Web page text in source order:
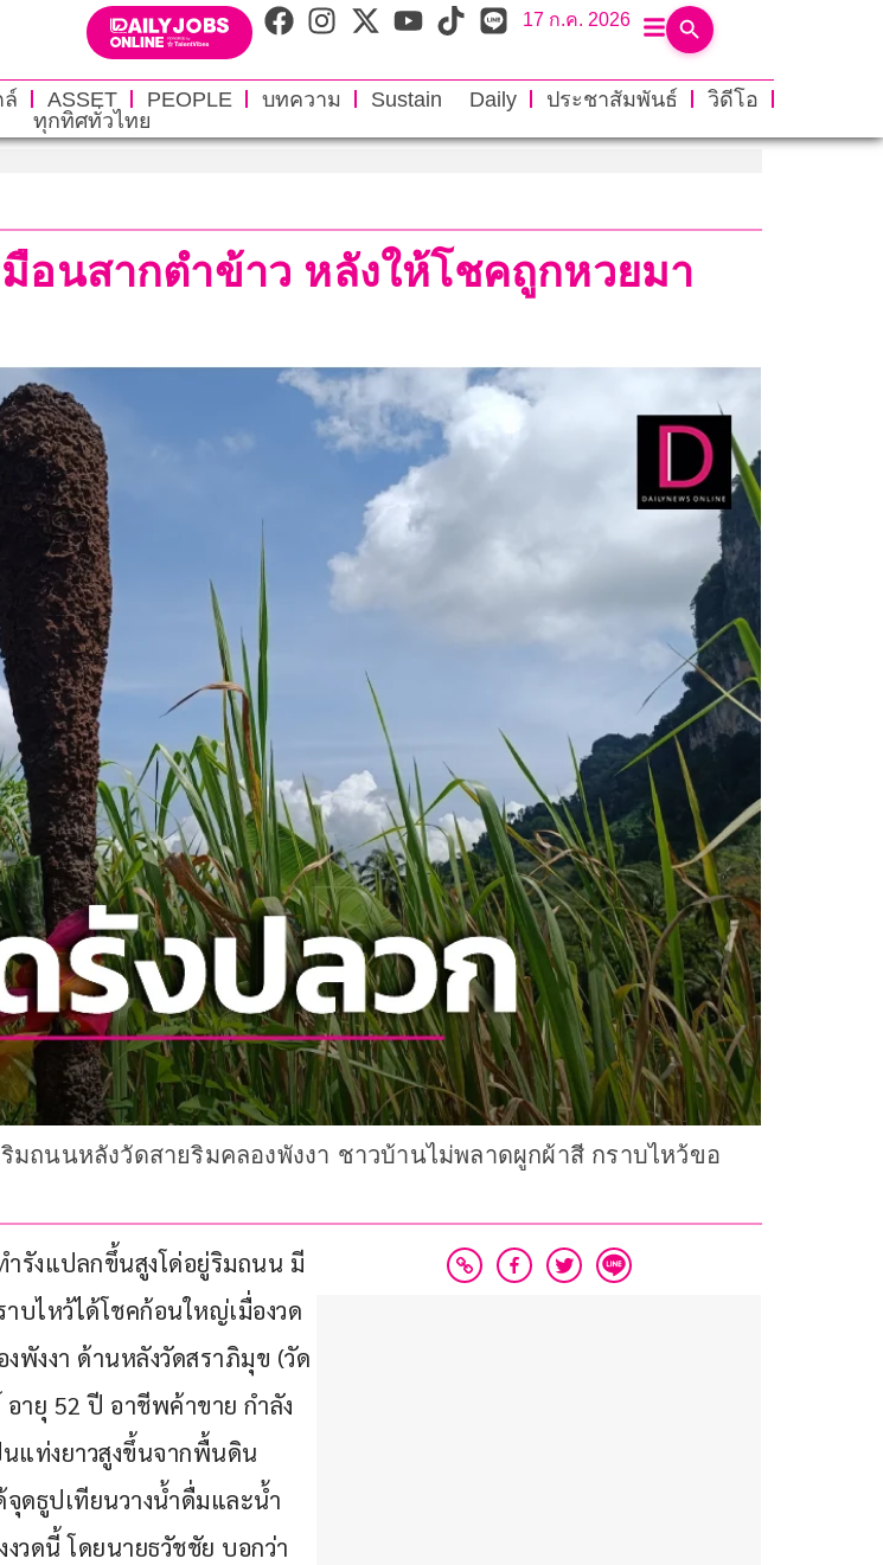
17 ก.ค. 2026
ASSET PEOPLE บทความ Sustain Daily ประชาสัมพันธ์
วิดีโอ
ทุกทิศทั่วไทย
มือนสากตำข้าว หลังให้โชคถูกหวยมา
ถนนหลังวัดสายริมคลองพังงา ชาวบ้านไม่พลาดผูกผ้าสี กราบไหว้ขอ
รังแปลกขึ้นสูงโด่อยู่ริมถนน มี
บไหว้ได้โชคก้อนใหญ่เมื่องวด
พังงา ด้านหลังวัดสราภิมุข (วัด
ายุ 52 ปี อาชีพค้าขาย กำลัง
แท่งยาวสูงขึ้นจากพื้นดิน
ดธูปเทียนวางน้ำดื่มและน้ำ
วดนี้ โดยนายธวัชชัย บอกว่า